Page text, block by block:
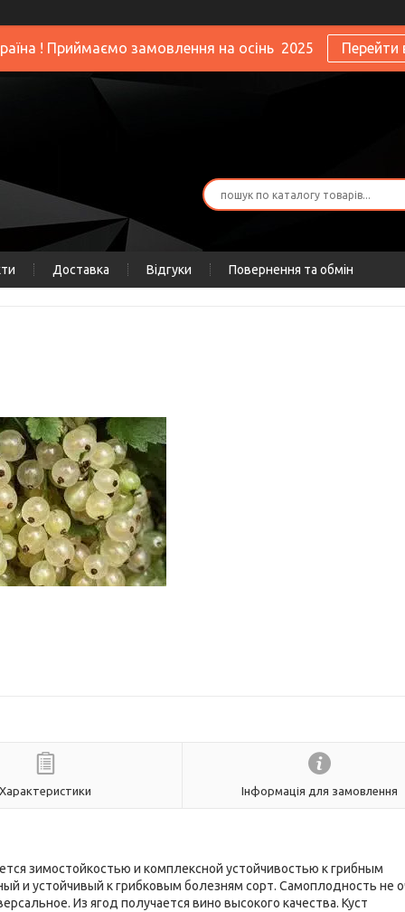
! Приймаємо замовлення на осінь 2025 Перейти
Доставка Відгуки Повернення та обмін
Характеристики Інформація для замовлення
зимостойкостью и комплексной устойчивостью к грибным
и устойчивый к грибковым болезням сорт. Самоплодность не
Из ягод получается вино высокого качества. Куст